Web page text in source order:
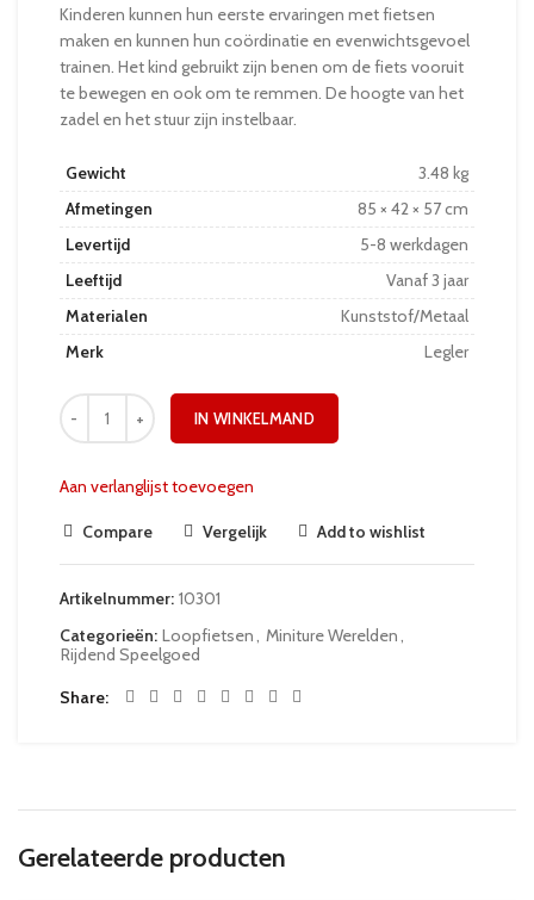
Kinderen kunnen hun eerste ervaringen met fietsen
maken en kunnen hun coördinatie en evenwichtsgevoel
trainen. Het kind gebruikt zijn benen om de fiets vooruit
te bewegen en ook om te remmen. De hoogte van het
zadel en het stuur zijn instelbaar.
Gewicht
3.48 kg
Afmetingen
85 × 42 × 57 cm
Levertijd
5-8 werkdagen
Leeftijd
Vanaf 3 jaar
Materialen
Kunststof/Metaal
Merk
Legler
IN WINKELMAND
Aan verlanglijst toevoegen
Compare Vergelijk Add to wishlist
Artikelnummer: 10301
Categorieën: Loopfietsen Miniture Werelden
Rijdend Speelgoed
Share
Gerelateerde producten